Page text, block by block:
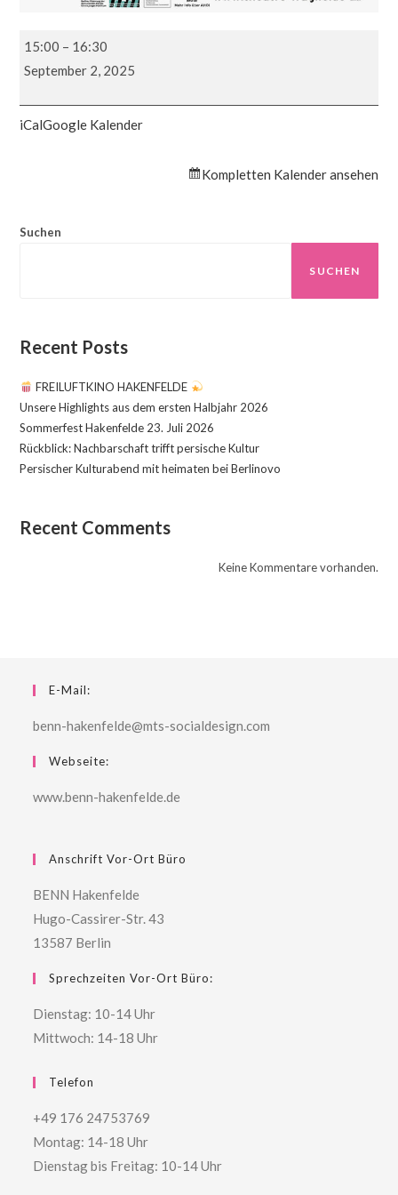
Maskentheater
in
(Stadtteilladen)
15:00 – 16:30
September 2, 2025
iCalGoogle Kalender
Kompletten Kalender ansehen
Suchen
SUCHEN
Recent Posts
FREILUFTKINO HAKENFELDE
Unsere Highlights aus dem ersten Halbjahr 2026
Sommerfest Hakenfelde 23. Juli 2026
Rückblick: Nachbarschaft trifft persische Kultur
Persischer Kulturabend mit heimaten bei Berlinovo
Recent Comments
Keine Kommentare vorhanden.
E-Mail:
benn-hakenfelde@mts-socialdesign.com
Webseite:
www.benn-hakenfelde.de
Anschrift Vor-Ort Büro
BENN Hakenfelde
Hugo-Cassirer-Str. 43
13587 Berlin
Sprechzeiten Vor-Ort Büro:
Dienstag: 10-14 Uhr
Mittwoch: 14-18 Uhr
Telefon
+49 176 24753769
Montag: 14-18 Uhr
Dienstag bis Freitag: 10-14 Uhr